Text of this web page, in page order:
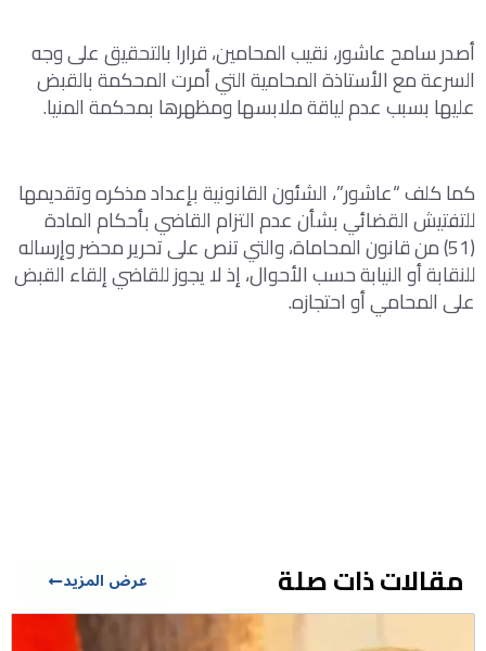
أصدر سامح عاشور، نقيب المحامين، قرارا بالتحقيق على وجه
السرعة مع الأستاذة المحامية التي أمرت المحكمة بالقبض
عليها بسبب عدم لياقة ملابسها ومظهرها بمحكمة المنيا.
كما كلف “عاشور”، الشئون القانونية بإعداد مذكره وتقديمها
للتفتيش القضائي بشأن عدم التزام القاضي بأحكام المادة
(51) من قانون المحاماة، والتي تنص على تحرير محضر وإرساله
للنقابة أو النيابة حسب الأحوال، إذ لا يجوز للقاضي إلقاء القبض
على المحامي أو احتجازه.
مقالات ذات صلة عرض المزيد